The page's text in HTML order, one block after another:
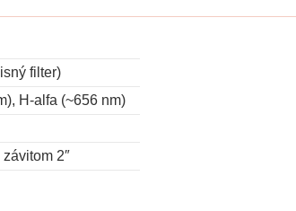
filter)
H-alfa (~656 nm)
2″